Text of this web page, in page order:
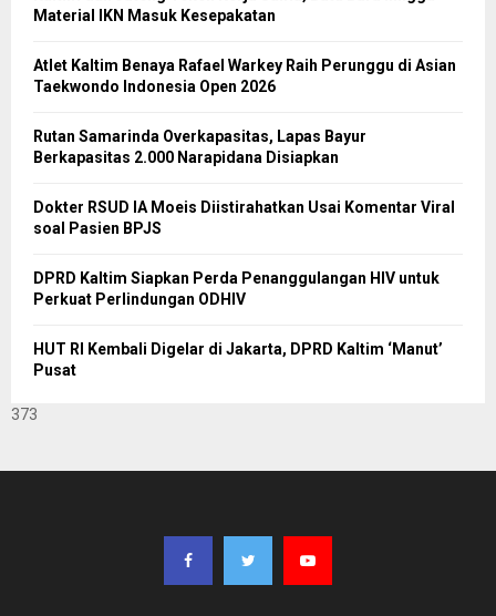
Material IKN Masuk Kesepakatan
Atlet Kaltim Benaya Rafael Warkey Raih Perunggu di Asian
Taekwondo Indonesia Open 2026
Rutan Samarinda Overkapasitas, Lapas Bayur
Berkapasitas 2.000 Narapidana Disiapkan
Dokter RSUD IA Moeis Diistirahatkan Usai Komentar Viral
soal Pasien BPJS
DPRD Kaltim Siapkan Perda Penanggulangan HIV untuk
Perkuat Perlindungan ODHIV
HUT RI Kembali Digelar di Jakarta, DPRD Kaltim ‘Manut’
Pusat
373